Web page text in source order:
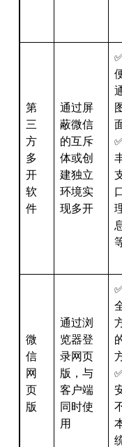
第
三
方
多
开
软
件
通过屏
蔽微信
的互斥
体或创
建独立
环境实
现多开
微
信
网
页
版
通过浏
览器登
录网页
版，与
客户端
同时使
用